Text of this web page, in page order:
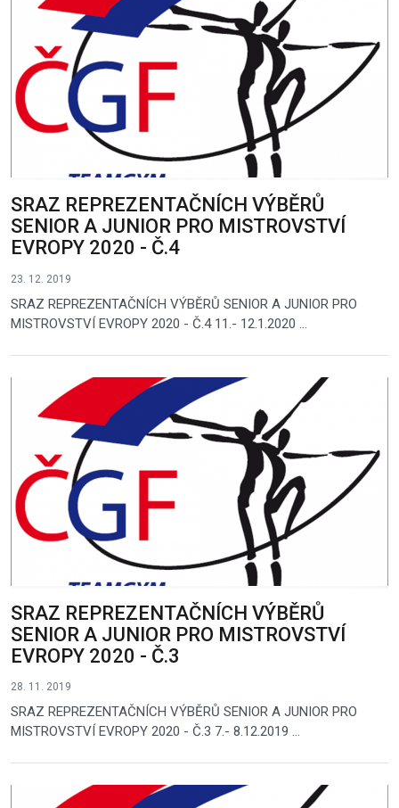
SRAZ REPREZENTAČNÍCH VÝBĚRŮ
SENIOR A JUNIOR PRO MISTROVSTVÍ
EVROPY 2020 - Č.4
23. 12. 2019
SRAZ REPREZENTAČNÍCH VÝBĚRŮ SENIOR A JUNIOR PRO
MISTROVSTVÍ EVROPY 2020 - Č.4 11.- 12.1.2020 ...
SRAZ REPREZENTAČNÍCH VÝBĚRŮ
SENIOR A JUNIOR PRO MISTROVSTVÍ
EVROPY 2020 - Č.3
28. 11. 2019
SRAZ REPREZENTAČNÍCH VÝBĚRŮ SENIOR A JUNIOR PRO
MISTROVSTVÍ EVROPY 2020 - Č.3 7.- 8.12.2019 ...